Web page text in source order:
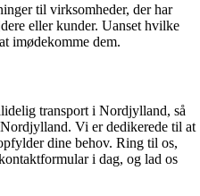
til virksomheder, der har
eller kunder. Uanset hvilke
imødekomme dem.
transport i Nordjylland, så
Vi er dedikerede til at
dine behov. Ring til os,
i dag, og lad os